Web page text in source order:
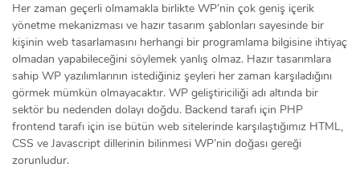
Her zaman geçerli olmamakla birlikte WP’nin çok geniş içerik
yönetme mekanizması ve hazır tasarım şablonları sayesinde bir
kişinin web tasarlamasını herhangi bir programlama bilgisine ihtiyaç
olmadan yapabileceğini söylemek yanlış olmaz. Hazır tasarımlara
sahip WP yazılımlarının istediğiniz şeyleri her zaman karşıladığını
görmek mümkün olmayacaktır. WP geliştiriciliği adı altında bir
sektör bu nedenden dolayı doğdu. Backend tarafı için PHP
frontend tarafı için ise bütün web sitelerinde karşılaştığımız HTML,
CSS ve Javascript dillerinin bilinmesi WP’nin doğası gereği
zorunludur.